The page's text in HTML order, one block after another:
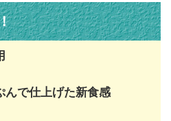
んで仕上げた新食感